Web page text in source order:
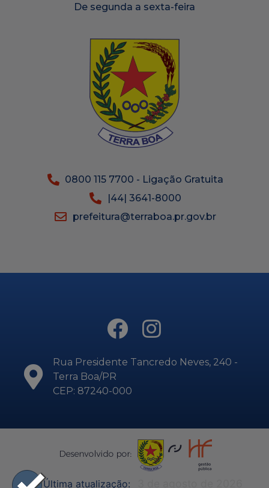
De segunda a sexta-feira
0800 115 7700 - Ligação Gratuita
|44| 3641-8000
prefeitura@terraboa.pr.gov.br
Rua Presidente Tancredo Neves, 240 -
Terra Boa/PR
CEP: 87240-000
Última atualização: